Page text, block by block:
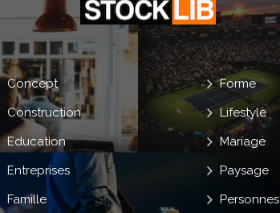
Concept
Construction
Education
Entreprises
Famille
Forme
Lifestyle
Mariage
Paysage
Personnes